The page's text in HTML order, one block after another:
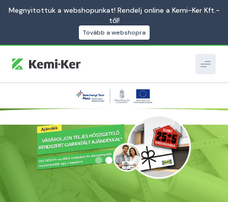
Megnyitottuk a webshopunkat! Rendelj online a Kemi-Ker Kft.-
től!
Tovább a webshopra